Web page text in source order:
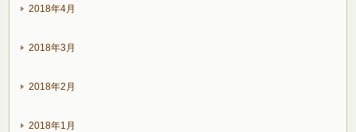
2018年4月
2018年3月
2018年2月
2018年1月